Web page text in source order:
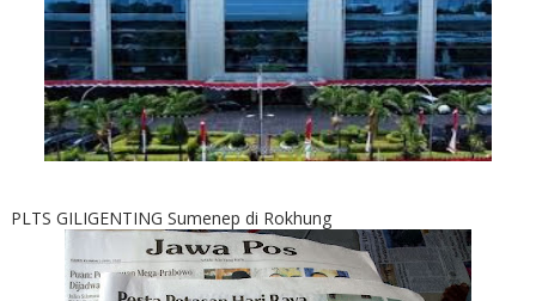
PLTS GILIGENTING Sumenep di Rokhung